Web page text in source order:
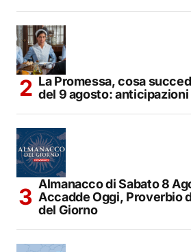
La Promessa, cosa
del 9 agosto: anticipazioni
Almanacco di Sabato 8
Accadde Oggi, Proverbio
del Giorno